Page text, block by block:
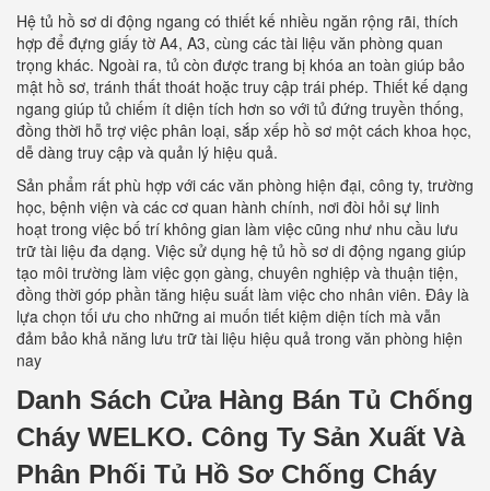
Hệ tủ hồ sơ di động ngang có thiết kế nhiều ngăn rộng rãi, thích
hợp để đựng giấy tờ A4, A3, cùng các tài liệu văn phòng quan
trọng khác. Ngoài ra, tủ còn được trang bị khóa an toàn giúp bảo
mật hồ sơ, tránh thất thoát hoặc truy cập trái phép. Thiết kế dạng
ngang giúp tủ chiếm ít diện tích hơn so với tủ đứng truyền thống,
đồng thời hỗ trợ việc phân loại, sắp xếp hồ sơ một cách khoa học,
dễ dàng truy cập và quản lý hiệu quả.
Sản phẩm rất phù hợp với các văn phòng hiện đại, công ty, trường
học, bệnh viện và các cơ quan hành chính, nơi đòi hỏi sự linh
hoạt trong việc bố trí không gian làm việc cũng như nhu cầu lưu
trữ tài liệu đa dạng. Việc sử dụng hệ tủ hồ sơ di động ngang giúp
tạo môi trường làm việc gọn gàng, chuyên nghiệp và thuận tiện,
đồng thời góp phần tăng hiệu suất làm việc cho nhân viên. Đây là
lựa chọn tối ưu cho những ai muốn tiết kiệm diện tích mà vẫn
đảm bảo khả năng lưu trữ tài liệu hiệu quả trong văn phòng hiện
nay
Danh Sách Cửa Hàng Bán Tủ Chống
Cháy WELKO. Công Ty Sản Xuất Và
Phân Phối Tủ Hồ Sơ Chống Cháy